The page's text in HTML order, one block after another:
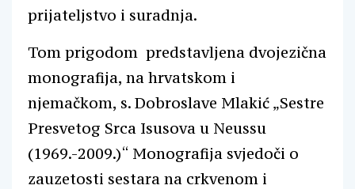
prijateljstvo i suradnja.
Tom prigodom predstavljena dvojezična
monografija, na hrvatskom i
njemačkom, s. Dobroslave Mlakić „Sestre
Presvetog Srca Isusova u Neussu
(1969.-2009.)“ Monografija svjedoči o
zauzetosti sestara na crkvenom i